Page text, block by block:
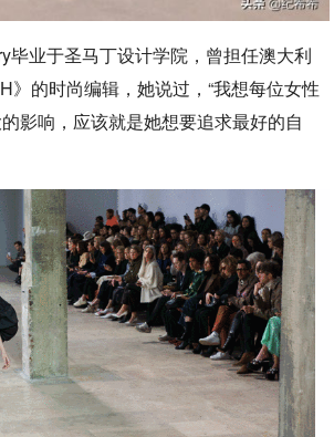
毕业于圣马丁设计学院，曾担任澳大利
》的时尚编辑，她说过，“我想每位女性
影响，应该就是她想要追求最好的自